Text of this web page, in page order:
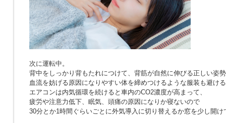
次に運転中。
背中をしっかり背もたれにつけて、背筋が自然に伸びる正しい姿
血流を妨げる原因になりやすい体を締めつけるような服装も避け
エアコンは内気循環を続けると車内のCO2濃度が高まって、
疲労や注意力低下、眠気、頭痛の原因になりか寝ないので
30分とか1時間ぐらいごとに外気導入に切り替えるか窓を少し開け